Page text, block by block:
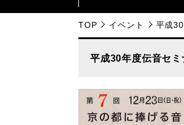
TOP イベント 平成
平成30年度伝音セ